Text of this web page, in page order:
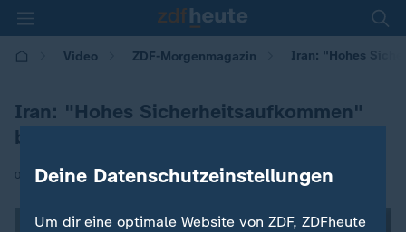
Video ZDF-Morgenmagazin Iran: "Hohes
Iran: "Hohes Sicherheitsaufkommen"
bei Trauerfeier
06.07.2026 | 05:30
Deine Datenschutzeinstellungen
Um dir eine optimale Website von ZDF, ZDFheute